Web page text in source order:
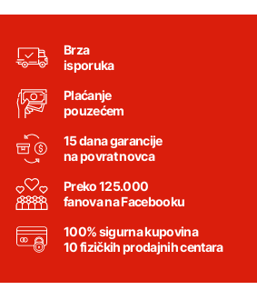
Brza
isporuka
Plaćanje
pouzećem
15 dana garancije
na povrat novca
Preko 125.000
fanova na Facebooku
100% sigurna kupovina
10 fizičkih prodajnih centara